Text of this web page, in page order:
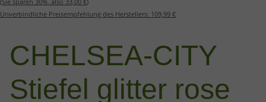
Unverbindliche Preisempfehlung des Herstellers: 109,99 €
CHELSEA-CITY
Stiefel glitter rose